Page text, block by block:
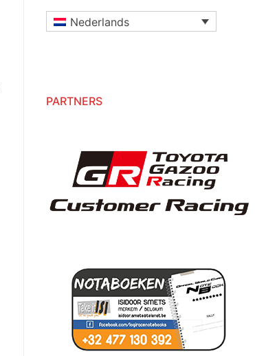
Nederlands
PARTNERS